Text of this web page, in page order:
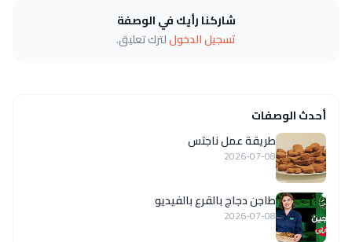
شاركنا رأيك في الوصفة
تسجيل الدخوللترك تعليق.
أحدث الوصفات
طريقة عمل ناجتس
2026-07-08
طاجن دجاج بالقرع بالفيديو
2026-07-08